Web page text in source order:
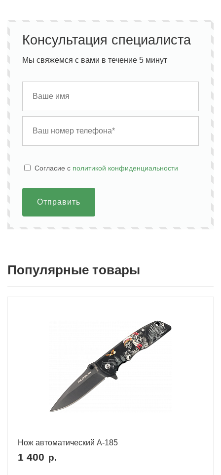
Консультация специалиста
Мы свяжемся с вами в течение 5 минут
Cогласие с политикой конфиденциальности
Отправить
Популярные товары
Нож автоматический A-185
1 400 р.